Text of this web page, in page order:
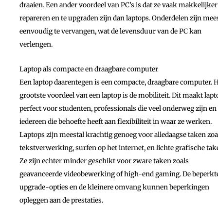
draaien. Een ander voordeel van PC’s is dat ze vaak
repareren en te upgraden zijn dan laptops. Onderdelen zijn
eenvoudig te vervangen, wat de levensduur van de PC kan
verlengen.
Laptop als compacte en draagbare computer
Een laptop daarentegen is een compacte, draagbare computer.
grootste voordeel van een laptop is de mobiliteit. Dit maakt
perfect voor studenten, professionals die veel onderweg zijn en
iedereen die behoefte heeft aan flexibiliteit in waar ze werken.
Laptops zijn meestal krachtig genoeg voor alledaagse taken
tekstverwerking, surfen op het internet, en lichte grafische
Ze zijn echter minder geschikt voor zware taken zoals
geavanceerde videobewerking of high-end gaming. De
upgrade-opties en de kleinere omvang kunnen beperkingen
opleggen aan de prestaties.